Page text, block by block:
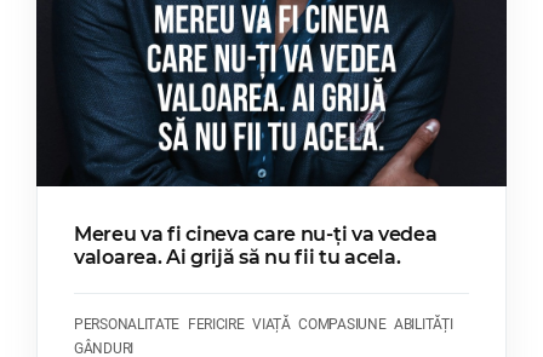
Mereu va fi cineva care nu-ți va vedea
valoarea. Ai grijă să nu fii tu acela.
PERSONALITATE FERICIRE VIAȚĂ COMPASIUNE ABILITĂȚI
GÂNDURI